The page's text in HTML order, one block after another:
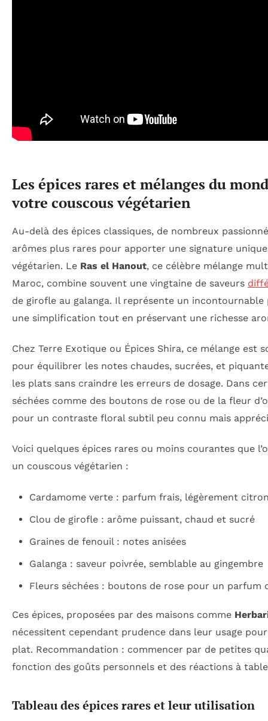
Les épices rares et mélanges du
votre couscous végétarien
Au-delà des épices classiques, de nombreux
arômes plus rares pour apporter une signature
végétarien. Le Ras el Hanout, ce célèbre mélange
Maroc, combine souvent une vingtaine de saveurs
de girofle au galanga. Il représente un
une simplification tout en préservant une richesse
Chez Terre Exotique ou Épices Shira, ce mélange est
pour équilibrer les notes chaudes, sucrées, et
les plats sans craindre les erreurs de dosage. Dans
séchées comme des boutons de rose ou de la fleur
pour un contraste floral subtil peu connu mais
Voici quelques épices rares ou moins courantes que
un couscous végétarien :
Cardamome verte : parfum frais, légèrement
Clou de girofle : arôme puissant, chaud et sucré
Graines de fenouil : notes anisées
Galanga : saveur poivrée, semblable au gingembre
Fleurs séchées : boutons de rose pour un parfum
Ces épices, proposées par des maisons comme
nécessitent cependant prudence dans leur usage
plat. Recommandation : commencer par de petites
fonction des goûts personnels et des réactions à
Tableau des épices rares et leur utilisation